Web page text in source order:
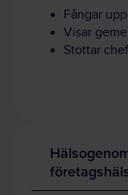
Fångar
Visar
Stöttar